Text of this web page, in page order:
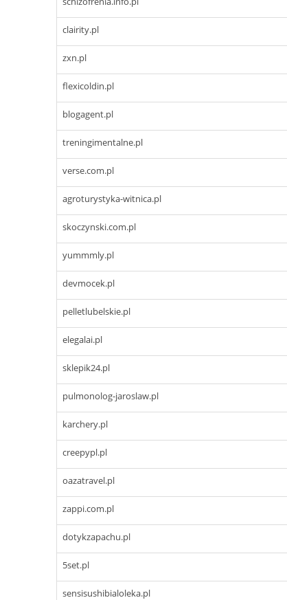
clairity.pl
zxn.pl
flexicoldin.pl
blogagent.pl
treningimentalne.pl
verse.com.pl
agroturystyka-witnica.pl
skoczynski.com.pl
yummmly.pl
devmocek.pl
pelletlubelskie.pl
elegalai.pl
sklepik24.pl
pulmonolog-jaroslaw.pl
karchery.pl
creepypl.pl
oazatravel.pl
zappi.com.pl
dotykzapachu.pl
5set.pl
sensisushibialoleka.pl